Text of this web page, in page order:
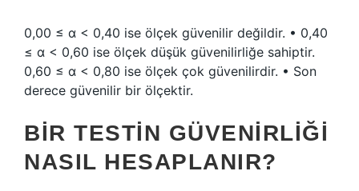
0,00 ≤ α < 0,40 ise ölçek güvenilir değildir. • 0,40
≤ α < 0,60 ise ölçek düşük güvenilirliğe sahiptir.
0,60 ≤ α < 0,80 ise ölçek çok güvenilirdir. • Son
derece güvenilir bir ölçektir.
BIR TESTIN GÜVENIRLIĞI
NASIL HESAPLANIR?